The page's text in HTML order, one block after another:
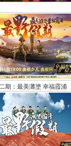
期：最美灘塗 幸福霞浦